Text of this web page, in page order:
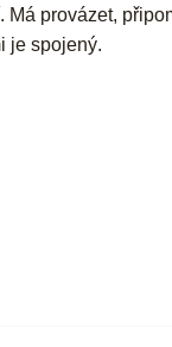
provázet,
je spojený.